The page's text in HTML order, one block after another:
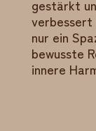
gestärkt
verbessert
nur ein
bewusste
innere